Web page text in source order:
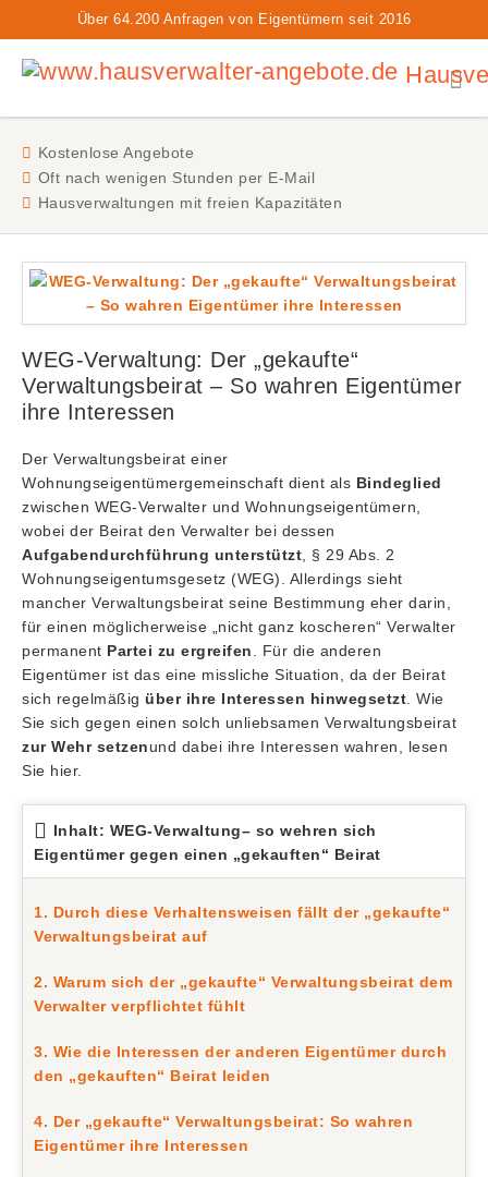
Über 64.200 Anfragen von Eigentümern seit 2016
Kostenlose Angebote
Oft nach wenigen Stunden per E-Mail
Hausverwaltungen mit freien Kapazitäten
WEG-Verwaltung: Der „gekaufte“
Verwaltungsbeirat – So wahren Eigentümer
ihre Interessen
Der Verwaltungsbeirat einer
Wohnungseigentümergemeinschaft dient als Bindeglied
zwischen WEG-Verwalter und Wohnungseigentümern,
wobei der Beirat den Verwalter bei dessen
Aufgabendurchführung unterstützt , § 29 Abs. 2
Wohnungseigentumsgesetz (WEG). Allerdings sieht
mancher Verwaltungsbeirat seine Bestimmung eher darin,
für einen möglicherweise „nicht ganz koscheren“ Verwalter
permanent Partei zu ergreifen . Für die anderen
Eigentümer ist das eine missliche Situation, da der Beirat
sich regelmäßig über ihre Interessen hinwegsetzt . Wie
Sie sich gegen einen solch unliebsamen Verwaltungsbeirat
zur Wehr setzenund dabei ihre Interessen wahren, lesen
Sie hier.
Inhalt: WEG-Verwaltung– so wehren sich
Eigentümer gegen einen „gekauften“ Beirat
1. Durch diese Verhaltensweisen fällt der „gekaufte“
Verwaltungsbeirat auf
2. Warum sich der „gekaufte“ Verwaltungsbeirat dem
Verwalter verpflichtet fühlt
3. Wie die Interessen der anderen Eigentümer durch
den „gekauften“ Beirat leiden
4. Der „gekaufte“ Verwaltungsbeirat: So wahren
Eigentümer ihre Interessen